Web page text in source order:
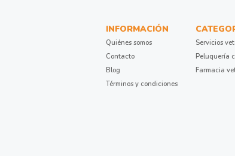
INFORMACIÓN
Quiénes somos
Contacto
Blog
Términos y condiciones
Servicios
Peluquería
Farmacia